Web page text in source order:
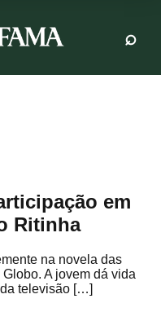
em
Ritinha
na novela das
A jovem dá vida
televisão […]